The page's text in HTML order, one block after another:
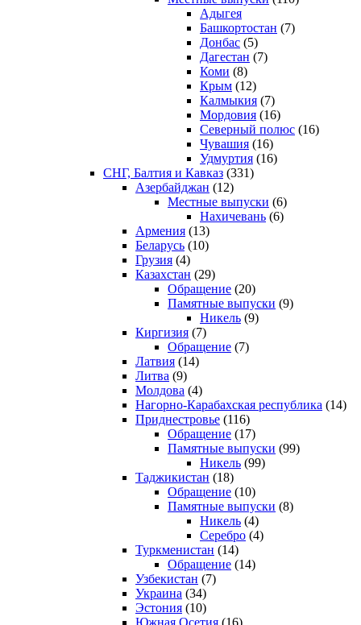
Адыгея
Башкортостан (7)
Донбас (5)
Дагестан (7)
Коми (8)
Крым (12)
Калмыкия (7)
Мордовия (16)
Северный полюс (16)
Чувашия (16)
Удмуртия (16)
СНГ, Балтия и Кавказ (331)
Азербайджан (12)
Местные выпуски (6)
Нахичевань (6)
Армения (13)
Беларусь (10)
Грузия (4)
Казахстан (29)
Обращение (20)
Памятные выпуски (9)
Никель (9)
Киргизия (7)
Обращение (7)
Латвия (14)
Литва (9)
Молдова (4)
Нагорно-Карабахская республика (14)
Приднестровье (116)
Обращение (17)
Памятные выпуски (99)
Никель (99)
Таджикистан (18)
Обращение (10)
Памятные выпуски (8)
Никель (4)
Серебро (4)
Туркменистан (14)
Обращение (14)
Узбекистан (7)
Украина (34)
Эстония (10)
Южная Осетия (16)